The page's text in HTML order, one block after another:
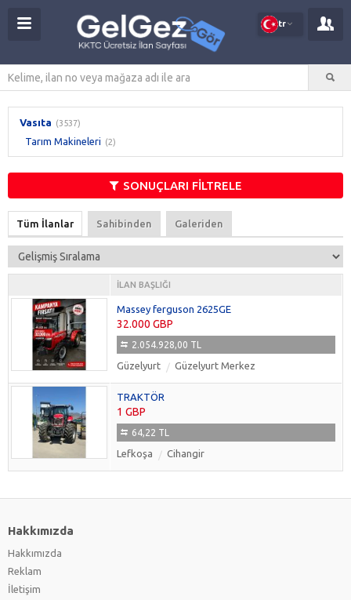
tr
Vasıta (3537)
Tarım Makineleri (2)
SONUÇLARI FİLTRELE
Tüm İlanlar Sahibinden Galeriden
İLAN BAŞLIĞI
Massey ferguson 2625GE
32.000 GBP
2.054.928,00 TL
Güzelyurt Güzelyurt Merkez
TRAKTÖR
1 GBP
64,22 TL
Lefkoşa Cihangir
Hakkımızda
Hakkımızda
Reklam
İletişim